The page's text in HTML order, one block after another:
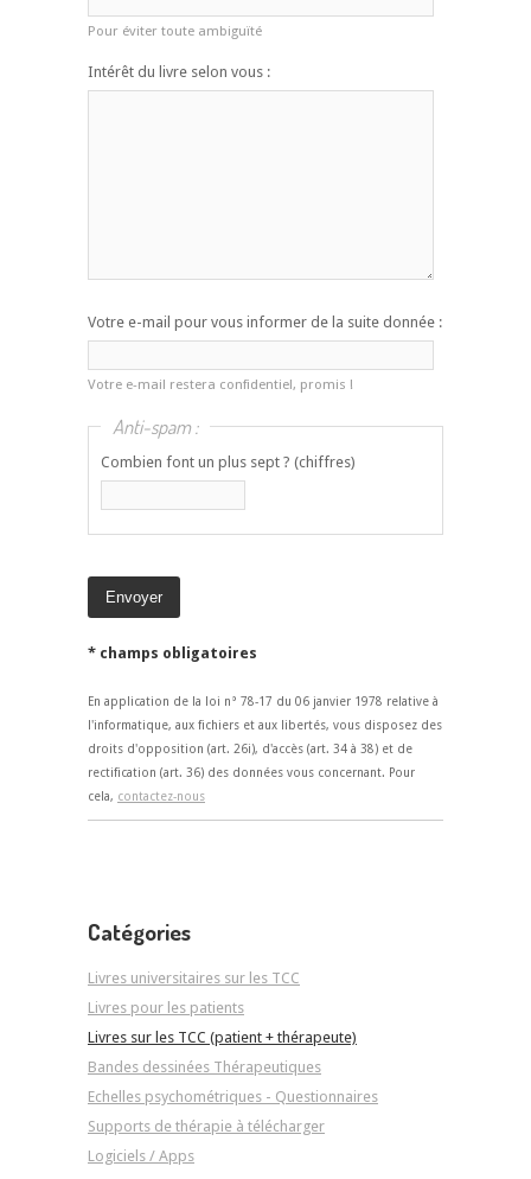
Pour éviter toute ambiguïté
Intérêt du livre selon vous :
Votre e-mail pour vous informer de la suite donnée :
Votre e-mail restera confidentiel, promis !
Anti-spam :
Combien font un plus sept ? (chiffres)
* champs obligatoires
En application de la loi n° 78-17 du 06 janvier 1978 relative à
l'informatique, aux fichiers et aux libertés, vous disposez des
droits d'opposition (art. 26i), d'accès (art. 34 à 38) et de
rectification (art. 36) des données vous concernant. Pour
cela, contactez-nous
Catégories
Livres universitaires sur les TCC
Livres pour les patients
Livres sur les TCC (patient + thérapeute)
Bandes dessinées Thérapeutiques
Echelles psychométriques - Questionnaires
Supports de thérapie à télécharger
Logiciels / Apps